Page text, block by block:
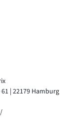
| 22179 Hamburg